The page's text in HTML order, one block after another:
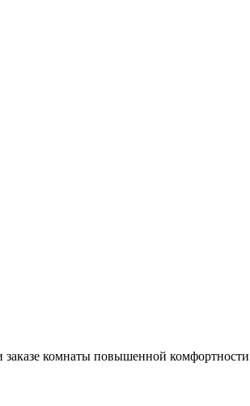
заказе комнаты повышенной комфортности